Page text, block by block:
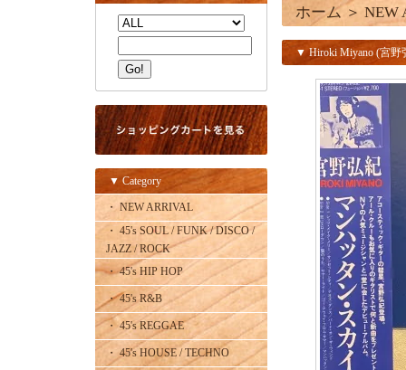
▼ Category
・ NEW ARRIVAL
・ 45's SOUL / FUNK / DISCO /
JAZZ / ROCK
・ 45's HIP HOP
・ 45's R&B
・ 45's REGGAE
・ 45's HOUSE / TECHNO
ホーム ＞ NEW
▼ Hiroki Miyano (宮野